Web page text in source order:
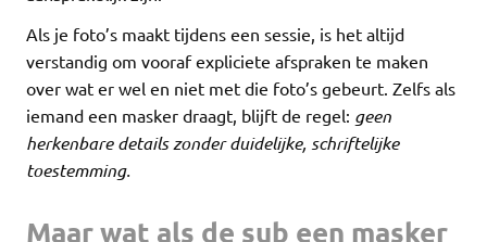
Als je foto’s maakt tijdens een sessie, is het altijd
verstandig om vooraf expliciete afspraken te maken
over wat er wel en niet met die foto’s gebeurt. Zelfs als
iemand een masker draagt, blijft de regel: geen
herkenbare details zonder duidelijke, schriftelijke
toestemming.
Maar wat als de sub een masker